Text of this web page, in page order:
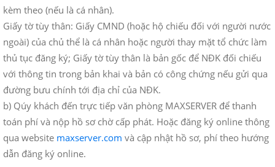
kèm theo (nếu là cá nhân).
Giấy tờ tùy thân: Giấy CMND (hoặc hộ chiếu đối với người nước
ngoài) của chủ thể là cá nhân hoặc người thay mặt tổ chức làm
thủ tục đăng ký; Giấy tờ tùy thân là bản gốc để NĐK đối chiếu
với thông tin trong bản khai và bản có công chứng nếu gửi qua
đường bưu chính tới địa chỉ của NĐK.
b) Qúy khách đến trực tiếp văn phòng MAXSERVER để thanh
toán phí và nộp hồ sơ chờ cấp phát. Hoặc đăng ký online thông
qua website maxserver.com và cập nhật hồ sơ, phí theo hướng
dẫn đăng ký online.